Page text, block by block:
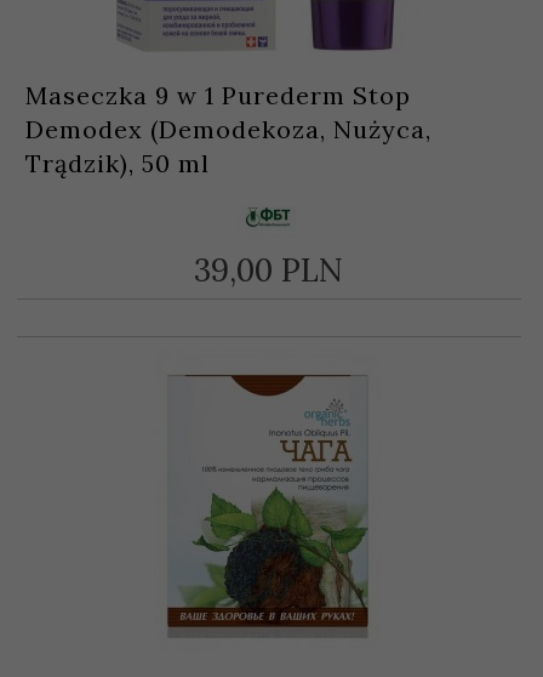
Maseczka 9 w 1 Purederm Stop
Demodex (Demodekoza, Nużyca,
Trądzik), 50 ml
39,00 PLN